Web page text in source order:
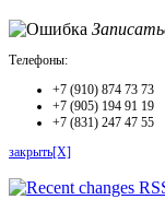
Телефоны:
+7 (910) 874 73 73
+7 (905) 194 91 19
+7 (831) 247 47 55
закрыть[X]